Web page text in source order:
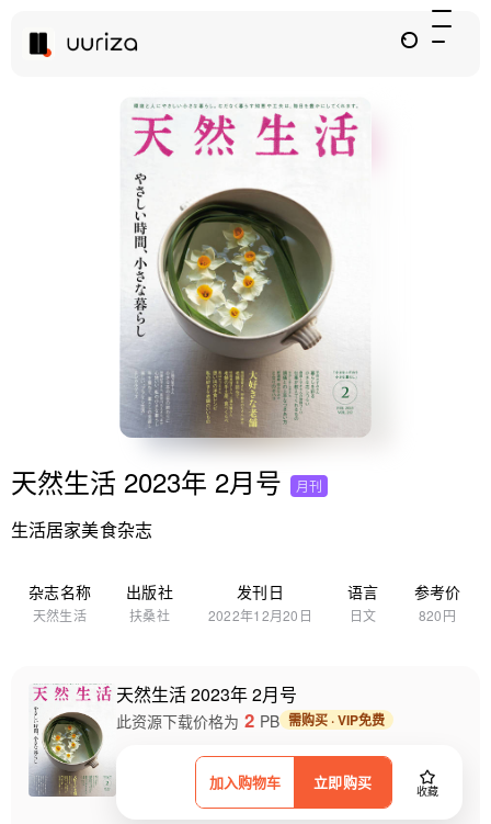
天然生活 2023年 2月号 月刊
生活居家美食杂志
杂志名称
天然生活
出版社
扶桑社
发刊日
2022年12月20日
语言
日文
参考价
820円
天然生活 2023年 2月号
加入购物车 立即购买 收藏
此资源下载价格为 2 PB 需购买 · VIP免费